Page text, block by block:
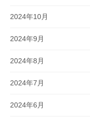
2024年10月
2024年9月
2024年8月
2024年7月
2024年6月